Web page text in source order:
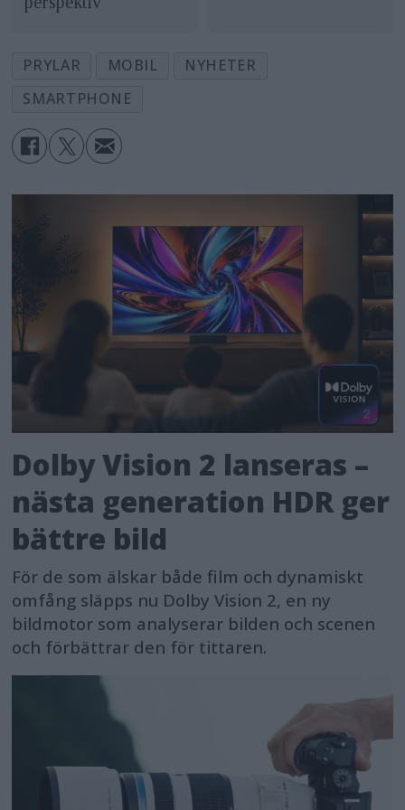
PRYLAR MOBIL
NYHETER
SMARTPHONE
Dolby Vision 2 lanseras –
nästa generation HDR ger
bättre bild
För de som älskar både film och dynamiskt
omfång släpps nu Dolby Vision 2, en ny
bildmotor som analyserar bilden och scenen
och förbättrar den för tittaren.